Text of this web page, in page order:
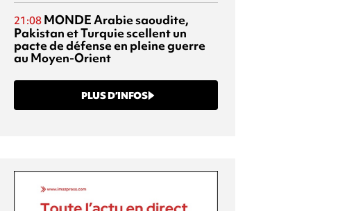
21:08 MONDEArabie saoudite,
Pakistan et Turquie scellent un
pacte de défense en pleine guerre
au Moyen-Orient
PLUS D’INFOS